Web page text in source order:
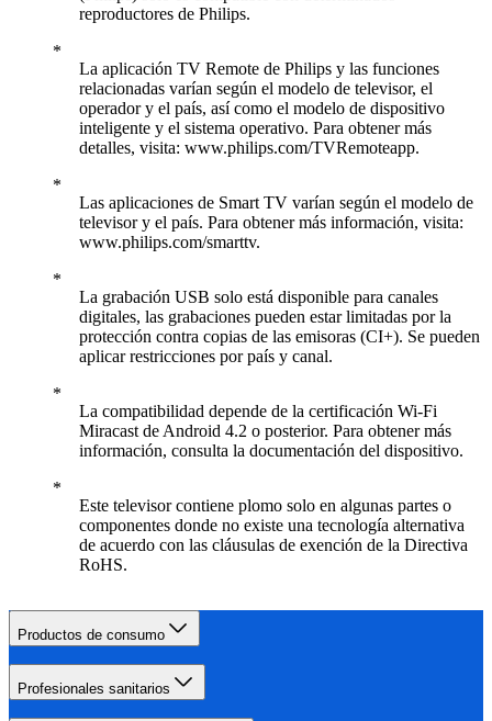
reproductores de Philips.
La aplicación TV Remote de Philips y las funciones
relacionadas varían según el modelo de televisor, el
operador y el país, así como el modelo de dispositivo
inteligente y el sistema operativo. Para obtener más
detalles, visita: www.philips.com/TVRemoteapp.
Las aplicaciones de Smart TV varían según el modelo de
televisor y el país. Para obtener más información, visita:
www.philips.com/smarttv.
La grabación USB solo está disponible para canales
digitales, las grabaciones pueden estar limitadas por la
protección contra copias de las emisoras (CI+). Se pueden
aplicar restricciones por país y canal.
La compatibilidad depende de la certificación Wi-Fi
Miracast de Android 4.2 o posterior. Para obtener más
información, consulta la documentación del dispositivo.
Este televisor contiene plomo solo en algunas partes o
componentes donde no existe una tecnología alternativa
de acuerdo con las cláusulas de exención de la Directiva
RoHS.
Productos de consumo
Profesionales sanitarios